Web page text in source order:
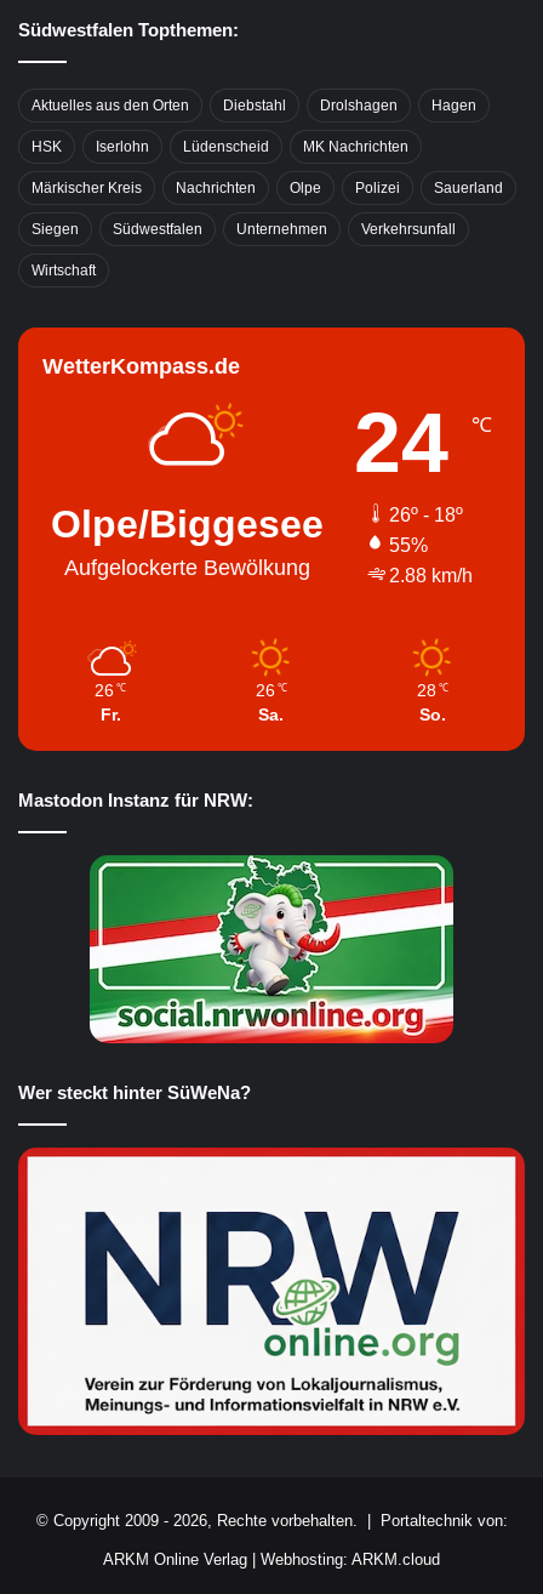
Südwestfalen Topthemen:
Aktuelles aus den Orten Diebstahl Drolshagen Hagen
HSK Iserlohn Lüdenscheid MK Nachrichten
Märkischer Kreis Nachrichten Olpe Polizei Sauerland
Siegen Südwestfalen Unternehmen Verkehrsunfall
Wirtschaft
WetterKompass.de
Olpe/Biggesee
Aufgelockerte Bewölkung
24 ℃
26º - 18º
55%
2.88 km/h
26 ℃
Fr.
26 ℃
Sa.
28 ℃
So.
Mastodon Instanz für NRW:
Wer steckt hinter SüWeNa?
© Copyright 2009 - 2026, Rechte vorbehalten. | Portaltechnik von:
ARKM Online Verlag Webhosting: ARKM.cloud